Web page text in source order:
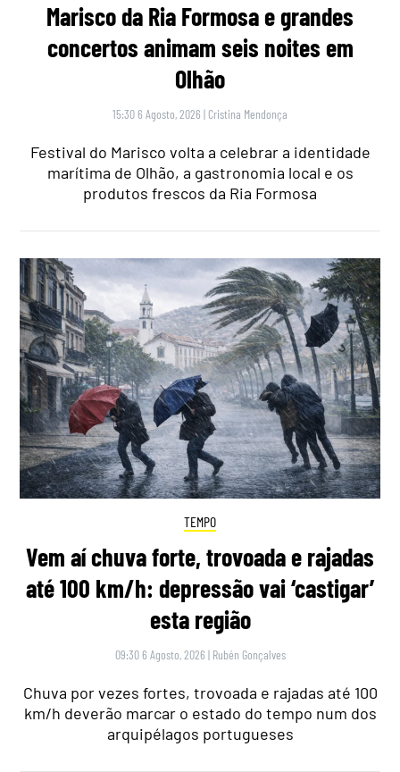
Marisco da Ria Formosa e grandes
concertos animam seis noites em
Olhão
15:30 6 Agosto, 2026 | Cristina Mendonça
Festival do Marisco volta a celebrar a identidade
marítima de Olhão, a gastronomia local e os
produtos frescos da Ria Formosa
TEMPO
Vem aí chuva forte, trovoada e rajadas
até 100 km/h: depressão vai ‘castigar’
esta região
09:30 6 Agosto, 2026 | Rubén Gonçalves
Chuva por vezes fortes, trovoada e rajadas até 100
km/h deverão marcar o estado do tempo num dos
arquipélagos portugueses